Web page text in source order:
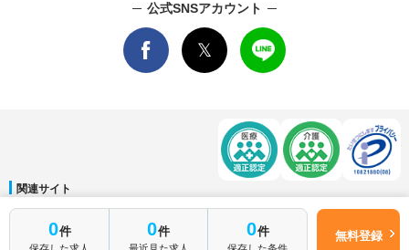
0件
保存した求人
0件
最近見た求人
0件
保存した条件
無料登録
公式SNSアカウント
関連サイト
マイナビDOCTOR│マイナビ看護師│マイナビ薬剤師│マイナビ保育士
運営会社